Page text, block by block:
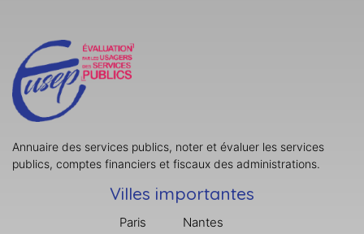
Annuaire des services publics, noter et évaluer les services
publics, comptes financiers et fiscaux des administrations.
Villes importantes
Paris
Nantes